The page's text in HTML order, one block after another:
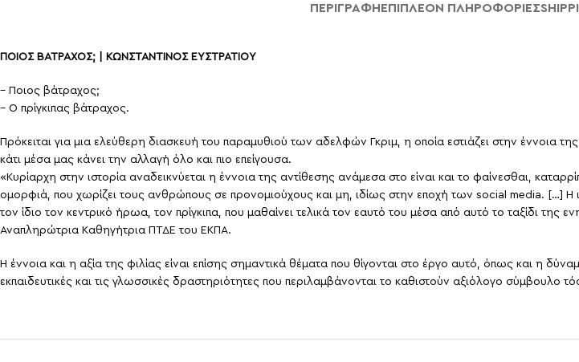
ΠΕΡΙΓΡΑΦΉΕΠΙΠΛΈΟΝ ΠΛΗΡΟΦΟΡΊΕΣ
ΠΟΙΟΣ ΒΑΤΡΑΧΟΣ; | ΚΩΝΣΤΑΝΤΙΝΟΣ ΕΥΣΤΡΑΤΙΟΥ
– Ποιος βάτραχος;
– Ο πρίγκιπας βάτραχος.
Πρόκειται για μια ελεύθερη διασκευή του παραμυθιού των αδελφών Γκριμ, η οποία εστιάζει στην έννοια
κάτι μέσα μας κάνει την αλλαγή όλο και πιο επείγουσα.
«Κυρίαρχη στην ιστορία αναδεικνύεται η έννοια της αντίθεσης ανάμεσα στο είναι και το φαίνεσθαι,
ομορφιά, που χωρίζει τους ανθρώπους σε προνομιούχους και μη, ιδίως στην εποχή των social media. […] Η
τον ίδιο τον κεντρικό ήρωα, τον πρίγκιπα, που μαθαίνει τελικά τον εαυτό του μέσα από αυτό το ταξίδι
Αναπληρώτρια Καθηγήτρια ΠΤΔΕ του ΕΚΠΑ.
Η έννοια και η αξία της φιλίας είναι επίσης σημαντικά θέματα που θίγονται στο έργο αυτό, όπως και η
εκπαιδευτικές και τις γλωσσικές δραστηριότητες που περιλαμβάνονται το καθιστούν αξιόλογο σύμβουλο